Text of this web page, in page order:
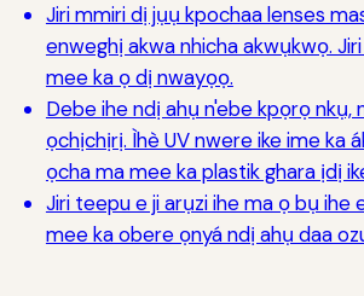
Jiri mmiri dị jụụ kpochaa lenses
enweghị akwa nhicha akwụkwọ.
mee ka ọ dị nwayọọ.
Debe ihe ndị ahụ n'ebe kpọrọ nkụ,
ọchịchịrị. Ìhè UV nwere ike ime ka
ọcha ma mee ka plastik ghara ịdị
Jiri teepu e ji arụzi ihe ma ọ bụ ihe
mee ka obere ọnyá ndị ahụ daa